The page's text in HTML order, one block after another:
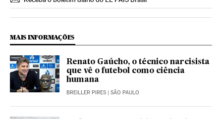
MAIS INFORMAÇÕES
Renato Gaúcho, o técnico narcisista
que vê o futebol como ciência
humana
BREILLER PIRES | SÃO PAULO